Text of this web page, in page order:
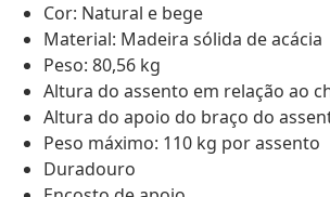
Cor: Natural e bege
Material: Madeira sólida de acácia
Peso: 80,56 kg
Altura do assento em relação ao
Altura do apoio do braço do
Peso máximo: 110 kg por assento
Duradouro